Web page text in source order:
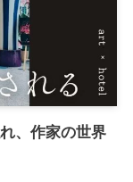
、作家の世界